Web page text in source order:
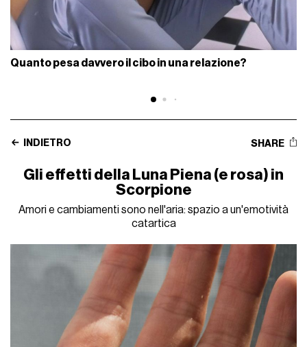
Quanto pesa davvero il cibo in una relazione?
INDIETRO SHARE
Gli effetti della Luna Piena (e rosa) in
Scorpione
Amori e cambiamenti sono nell'aria: spazio a un'emotività
catartica